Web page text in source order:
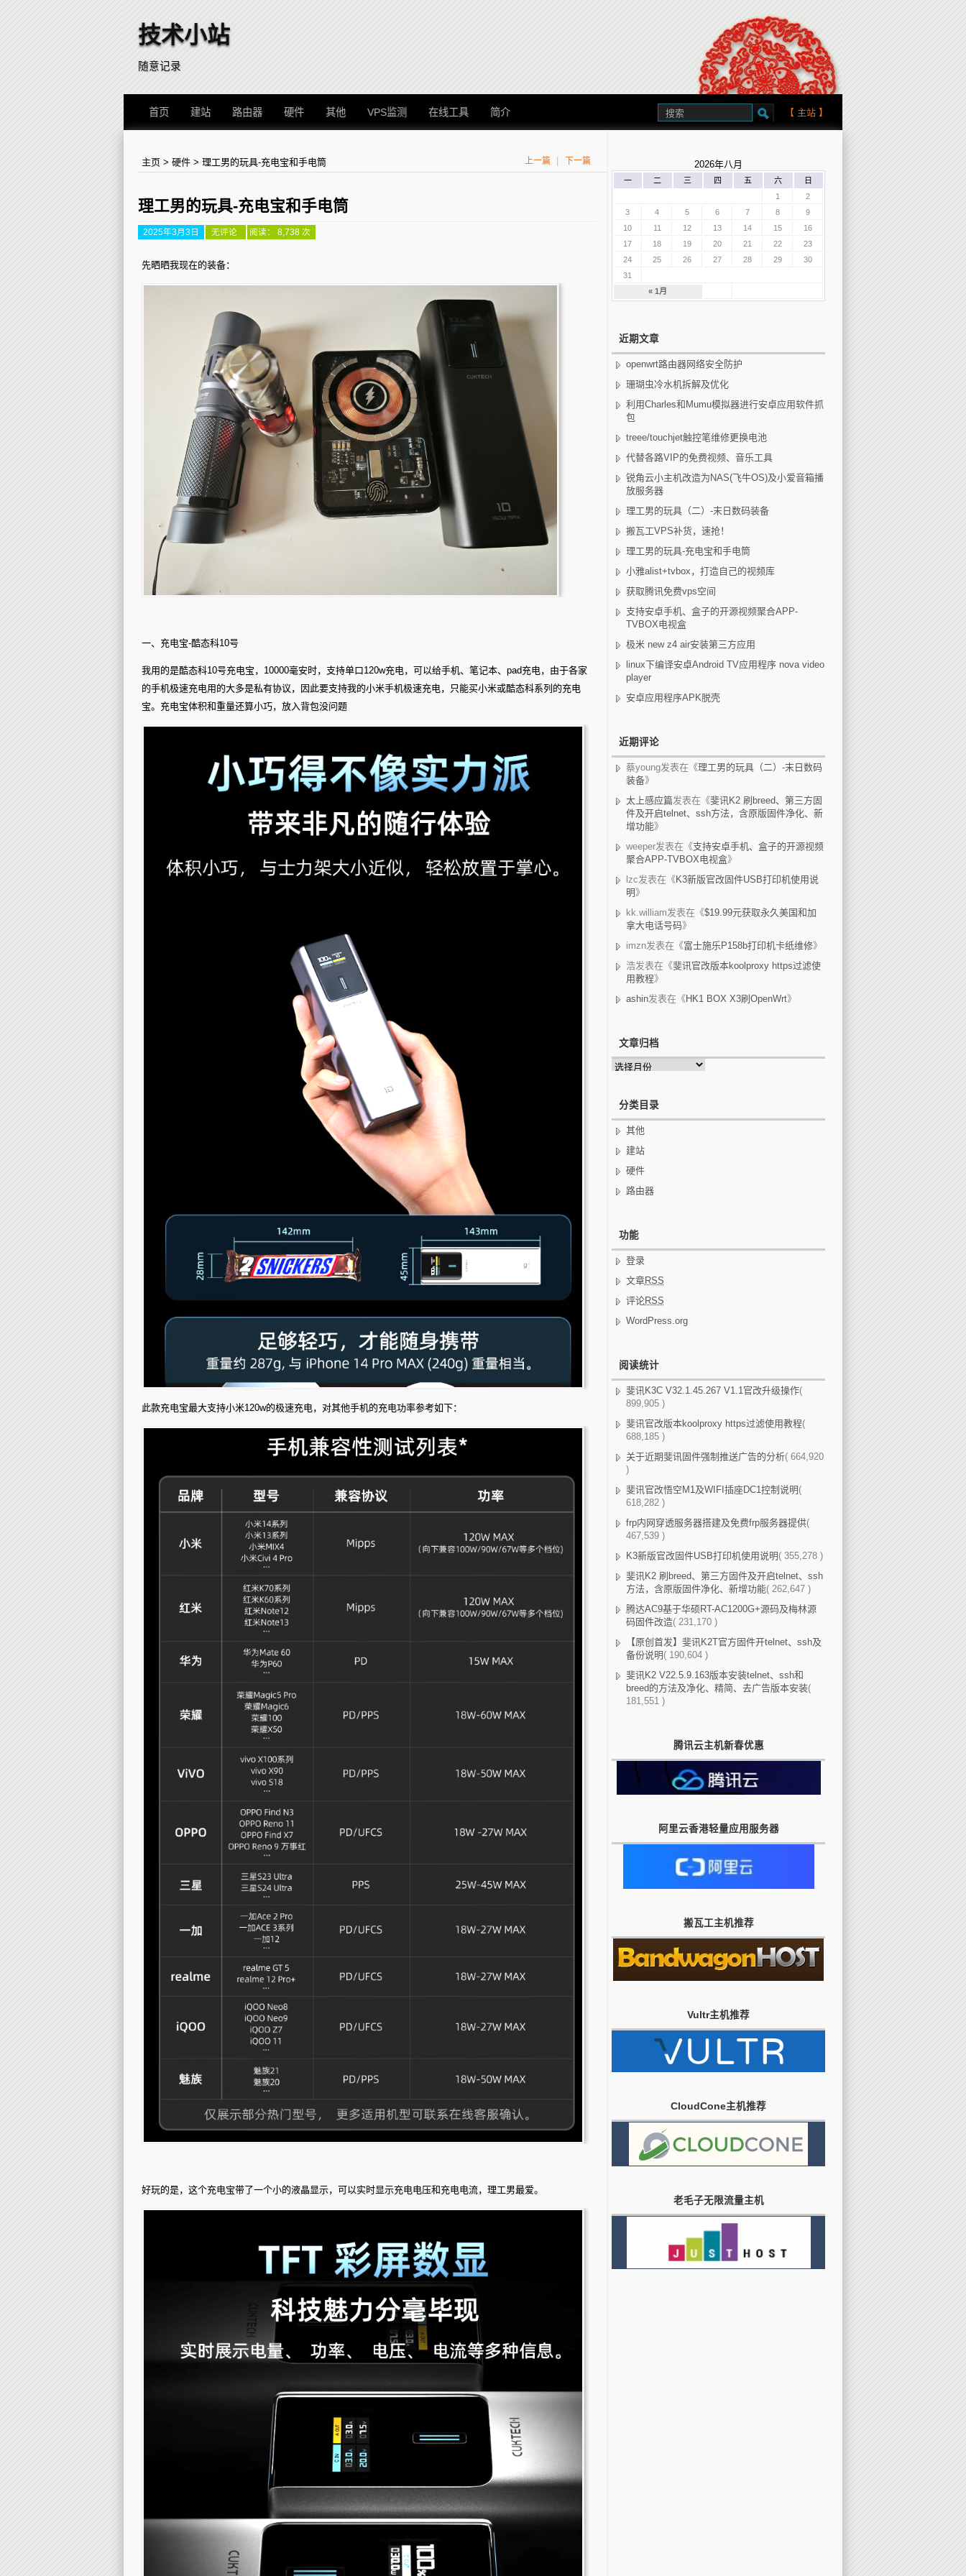
技术小站
随意记录
首页 建站 路由器 硬件 其他 VPS监测 在线工具 简介 【 主站 】
主页 > 硬件 > 理工男的玩具-充电宝和手电筒 上一篇 下一篇
理工男的玩具-充电宝和手电筒
2025年3月3日
理
工
的
玩
宝
和
手
电
筒
无评论 阅读： 8,738 次
先晒晒我现在的装备：
一、充电宝-酷态科10号
我用的是酷态科10号充电宝，10000毫安时，支持单口120w充电，可以给手机、笔记本、pad充电，由于各家
的手机极速充电用的大多是私有协议，因此要支持我的小米手机极速充电，只能买小米或酷态科系列的充电
宝。充电宝体积和重量还算小巧，放入背包没问题
此款充电宝最大支持小米120w的极速充电，对其他手机的充电功率参考如下：
好玩的是，这个充电宝带了一个小的液晶显示，可以实时显示充电电压和充电电流，理工男最爱。
2026年八月
一 二 三 四 五 六 日
« 1月
1
2
3
4 5 6 7 8
9
10
11 12 13 14 15
16
17
18 19 20 21 22
23
24
25 26 27 28 29
30
31
近期文章
openwrt路由器网络安全防护
珊瑚虫冷水机拆解及优化
利用Charles和Mumu模拟器进行安卓应用软件抓
包
treee/touchjet触控笔维修更换电池
代替各路VIP的免费视频、音乐工具
锐角云小主机改造为NAS(飞牛OS)及小爱音箱播
放服务器
理工男的玩具（二）-末日数码装备
搬瓦工VPS补货，速抢！
理工男的玩具-充电宝和手电筒
小雅alist+tvbox，打造自己的视频库
获取腾讯免费vps空间
支持安卓手机、盒子的开源视频聚合APP-
TVBOX电视盒
极米 new z4 air安装第三方应用
linux下编译安卓Android TV应用程序 nova video
player
安卓应用程序APK脱壳
近期评论
蔡young发表在《理工男的玩具（二）-末日数码
装备》
太上感应篇发表在《斐讯K2 刷breed、第三方固
件及开启telnet、ssh方法，含原版固件净化、新
增功能》
weeper发表在《支持安卓手机、盒子的开源视频
聚合APP-TVBOX电视盒》
lzc发表在《 K3新版官改固件USB打印机使用说
明 》
kk.william发表在《$19.99元获取永久美国和加
拿大电话号码》
imzn发表在《富士施乐P158b打印机卡纸维修》
浩发表在《斐讯官改版本koolproxy https过滤使
用教程》
ashin发表在《 HK1 BOX X3刷OpenWrt》
文章归档
文
分类目录
其他
建站
硬件
路由器
功能
登录
文章RSS
评论RSS
WordPress.org
阅读统计
斐讯K3C V32.1.45.267 V1.1官改升级操作(
899,905 )
斐讯官改版本koolproxy https过滤使用教程(
688,185 )
关于近期斐讯固件强制推送广告的分析( 664,920
)
斐讯官改悟空M1及WIFI插座DC1控制说明 (
618,282 )
frp内网穿透服务器搭建及免费frp服务器提供(
467,539 )
K3新版官改固件USB打印机使用说明 ( 355,278 )
斐讯K2 刷breed、第三方固件及开启telnet、ssh
方法，含原版固件净化、新增功能( 262,647 )
腾达AC9基于华硕RT-AC1200G+源码及梅林源
码固件改造( 231,170 )
【原创首发】斐讯K2T官方固件开telnet、ssh及
备份说明 ( 190,604 )
斐讯K2 V22.5.9.163版本安装telnet、ssh和
breed的方法及净化、精简、去广告版本安装(
181,551 )
腾讯云主机新春优惠
阿里云香港轻量应用服务器
搬瓦工主机推荐
Vultr主机推荐
CloudCone主机推荐
老毛子无限流量主机